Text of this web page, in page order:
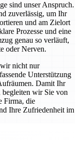
sind unser Anspruch.
zuverlässig, um Ihr
und am Zielort
Prozesse und eine
genau so verläuft,
oder Nerven.
nicht nur
Unterstützung
Damit Ihr
wir Sie von
Firma, die
Ihre Zufriedenheit im